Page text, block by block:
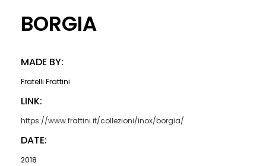
BORGIA
MADE BY:
Fratelli Frattini
LINK:
https://www.frattini.it/collezioni/inox/borgia/
DATE:
2018